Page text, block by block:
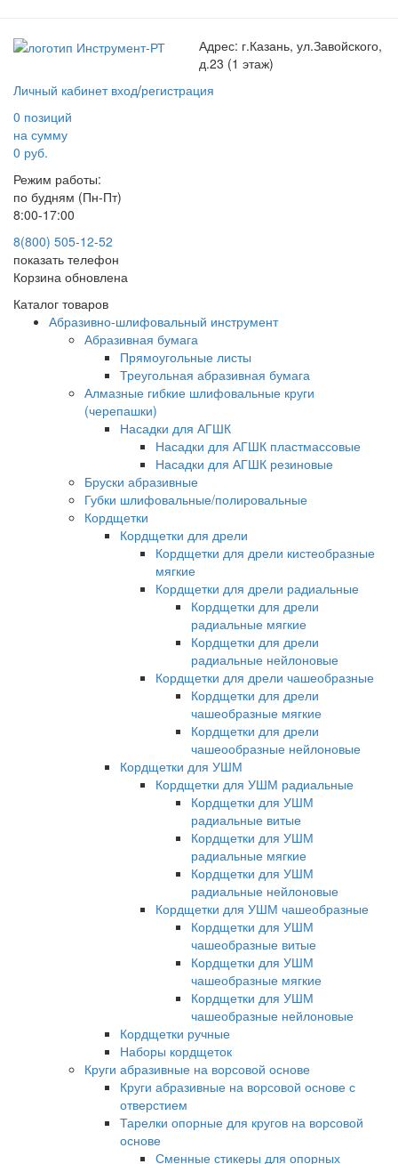
Адрес: г.Казань, ул.Завойского,
д.23 (1 этаж)
Личный кабинет вход/регистрация
0 позиций
на сумму
0 руб.
Режим работы:
по будням (Пн-Пт)
8:00-17:00
8(800) 505-12-52
показать телефон
Корзина обновлена
Каталог товаров
Абразивно-шлифовальный инструмент
Абразивная бумага
Прямоугольные листы
Треугольная абразивная бумага
Алмазные гибкие шлифовальные круги
(черепашки)
Насадки для АГШК
Насадки для АГШК пластмассовые
Насадки для АГШК резиновые
Бруски абразивные
Губки шлифовальные/полировальные
Кордщетки
Кордщетки для дрели
Кордщетки для дрели кистеобразные
мягкие
Кордщетки для дрели радиальные
Кордщетки для дрели
радиальные мягкие
Кордщетки для дрели
радиальные нейлоновые
Кордщетки для дрели чашеобразные
Кордщетки для дрели
чашеобразные мягкие
Кордщетки для дрели
чашеообразные нейлоновые
Кордщетки для УШМ
Кордщетки для УШМ радиальные
Кордщетки для УШМ
радиальные витые
Кордщетки для УШМ
радиальные мягкие
Кордщетки для УШМ
радиальные нейлоновые
Кордщетки для УШМ чашеобразные
Кордщетки для УШМ
чашеобразные витые
Кордщетки для УШМ
чашеобразные мягкие
Кордщетки для УШМ
чашеобразные нейлоновые
Кордщетки ручные
Наборы кордщеток
Круги абразивные на ворсовой основе
Круги абразивные на ворсовой основе с
отверстием
Тарелки опорные для кругов на ворсовой
основе
Сменные стикеры для опорных